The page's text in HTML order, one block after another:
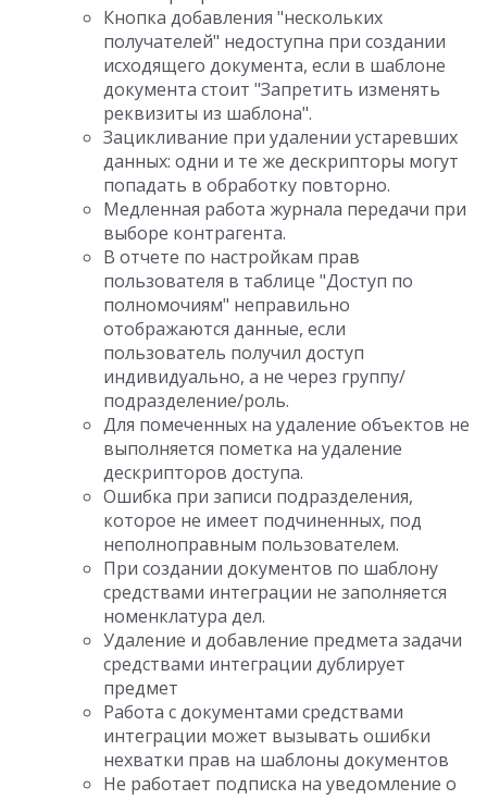
Кнопка добавления "нескольких
получателей" недоступна при создании
исходящего документа, если в шаблоне
документа стоит "Запретить изменять
реквизиты из шаблона".
Зацикливание при удалении устаревших
данных: одни и те же дескрипторы могут
попадать в обработку повторно.
Медленная работа журнала передачи при
выборе контрагента.
В отчете по настройкам прав
пользователя в таблице "Доступ по
полномочиям" неправильно
отображаются данные, если
пользователь получил доступ
индивидуально, а не через группу/
подразделение/роль.
Для помеченных на удаление объектов не
выполняется пометка на удаление
дескрипторов доступа.
Ошибка при записи подразделения,
которое не имеет подчиненных, под
неполноправным пользователем.
При создании документов по шаблону
средствами интеграции не заполняется
номенклатура дел.
Удаление и добавление предмета задачи
средствами интеграции дублирует
предмет
Работа с документами средствами
интеграции может вызывать ошибки
нехватки прав на шаблоны документов
Не работает подписка на уведомление о